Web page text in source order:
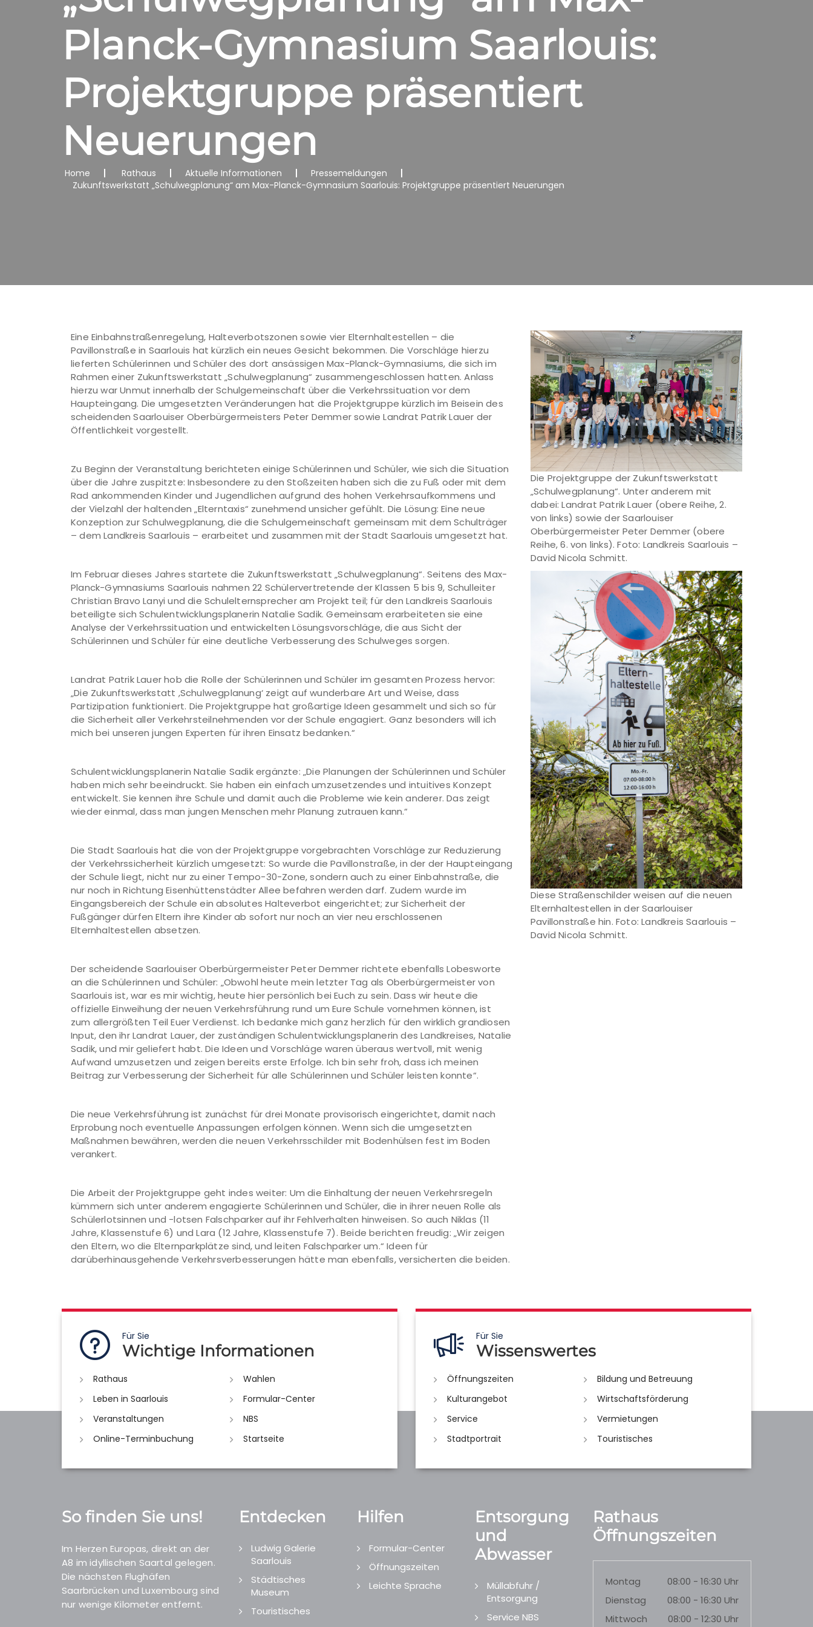
Planck-Gymnasium Saarlouis:
Projektgruppe präsentiert
Neuerungen
Home Rathaus Aktuelle Informationen
Pressemeldungen
Zukunftswerkstatt „Schulwegplanung“ am Max-Planck-Gymnasium Saarlouis: Projektgruppe präsentiert Neuerungen
Eine Einbahnstraßenregelung, Halteverbotszonen sowie vier Elternhaltestellen – die
Pavillonstraße in Saarlouis hat kürzlich ein neues Gesicht bekommen. Die Vorschläge hierzu
lieferten Schülerinnen und Schüler des dort ansässigen Max-Planck-Gymnasiums, die sich im
Rahmen einer Zukunftswerkstatt „Schulwegplanung“ zusammengeschlossen hatten. Anlass
hierzu war Unmut innerhalb der Schulgemeinschaft über die Verkehrssituation vor dem
Haupteingang. Die umgesetzten Veränderungen hat die Projektgruppe kürzlich im Beisein des
scheidenden Saarlouiser Oberbürgermeisters Peter Demmer sowie Landrat Patrik Lauer der
Öffentlichkeit vorgestellt.
Zu Beginn der Veranstaltung berichteten einige Schülerinnen und Schüler, wie sich die Situation
über die Jahre zuspitzte: Insbesondere zu den Stoßzeiten haben sich die zu Fuß oder mit dem
Rad ankommenden Kinder und Jugendlichen aufgrund des hohen Verkehrsaufkommens und
der Vielzahl der haltenden „Elterntaxis“ zunehmend unsicher gefühlt. Die Lösung: Eine neue
Konzeption zur Schulwegplanung, die die Schulgemeinschaft gemeinsam mit dem Schulträger
– dem Landkreis Saarlouis – erarbeitet und zusammen mit der Stadt Saarlouis umgesetzt hat.
Im Februar dieses Jahres startete die Zukunftswerkstatt „Schulwegplanung“. Seitens des Max-
Planck-Gymnasiums Saarlouis nahmen 22 Schülervertretende der Klassen 5 bis 9, Schulleiter
Christian Bravo Lanyi und die Schulelternsprecher am Projekt teil; für den Landkreis Saarlouis
beteiligte sich Schulentwicklungsplanerin Natalie Sadik. Gemeinsam erarbeiteten sie eine
Analyse der Verkehrssituation und entwickelten Lösungsvorschläge, die aus Sicht der
Schülerinnen und Schüler für eine deutliche Verbesserung des Schulweges sorgen.
Landrat Patrik Lauer hob die Rolle der Schülerinnen und Schüler im gesamten Prozess hervor:
„Die Zukunftswerkstatt ,Schulwegplanung‘ zeigt auf wunderbare Art und Weise, dass
Partizipation funktioniert. Die Projektgruppe hat großartige Ideen gesammelt und sich so für
die Sicherheit aller Verkehrsteilnehmenden vor der Schule engagiert. Ganz besonders will ich
mich bei unseren jungen Experten für ihren Einsatz bedanken.“
Schulentwicklungsplanerin Natalie Sadik ergänzte: „Die Planungen der Schülerinnen und Schüler
haben mich sehr beeindruckt. Sie haben ein einfach umzusetzendes und intuitives Konzept
entwickelt. Sie kennen ihre Schule und damit auch die Probleme wie kein anderer. Das zeigt
wieder einmal, dass man jungen Menschen mehr Planung zutrauen kann.“
Die Stadt Saarlouis hat die von der Projektgruppe vorgebrachten Vorschläge zur Reduzierung
der Verkehrssicherheit kürzlich umgesetzt: So wurde die Pavillonstraße, in der der Haupteingang
der Schule liegt, nicht nur zu einer Tempo-30-Zone, sondern auch zu einer Einbahnstraße, die
nur noch in Richtung Eisenhüttenstädter Allee befahren werden darf. Zudem wurde im
Eingangsbereich der Schule ein absolutes Halteverbot eingerichtet; zur Sicherheit der
Fußgänger dürfen Eltern ihre Kinder ab sofort nur noch an vier neu erschlossenen
Elternhaltestellen absetzen.
Der scheidende Saarlouiser Oberbürgermeister Peter Demmer richtete ebenfalls Lobesworte
an die Schülerinnen und Schüler: „Obwohl heute mein letzter Tag als Oberbürgermeister von
Saarlouis ist, war es mir wichtig, heute hier persönlich bei Euch zu sein. Dass wir heute die
offizielle Einweihung der neuen Verkehrsführung rund um Eure Schule vornehmen können, ist
zum allergrößten Teil Euer Verdienst. Ich bedanke mich ganz herzlich für den wirklich grandiosen
Input, den ihr Landrat Lauer, der zuständigen Schulentwicklungsplanerin des Landkreises, Natalie
Sadik, und mir geliefert habt. Die Ideen und Vorschläge waren überaus wertvoll, mit wenig
Aufwand umzusetzen und zeigen bereits erste Erfolge. Ich bin sehr froh, dass ich meinen
Beitrag zur Verbesserung der Sicherheit für alle Schülerinnen und Schüler leisten konnte“.
Die neue Verkehrsführung ist zunächst für drei Monate provisorisch eingerichtet, damit nach
Erprobung noch eventuelle Anpassungen erfolgen können. Wenn sich die umgesetzten
Maßnahmen bewähren, werden die neuen Verkehrsschilder mit Bodenhülsen fest im Boden
verankert.
Die Arbeit der Projektgruppe geht indes weiter: Um die Einhaltung der neuen Verkehrsregeln
kümmern sich unter anderem engagierte Schülerinnen und Schüler, die in ihrer neuen Rolle als
Schülerlotsinnen und -lotsen Falschparker auf ihr Fehlverhalten hinweisen. So auch Niklas (11
Jahre, Klassenstufe 6) und Lara (12 Jahre, Klassenstufe 7). Beide berichten freudig: „Wir zeigen
den Eltern, wo die Elternparkplätze sind, und leiten Falschparker um.“ Ideen für
darüberhinausgehende Verkehrsverbesserungen hätte man ebenfalls, versicherten die beiden.
Die Projektgruppe der Zukunftswerkstatt
„Schulwegplanung“. Unter anderem mit
dabei: Landrat Patrik Lauer (obere Reihe, 2.
von links) sowie der Saarlouiser
Oberbürgermeister Peter Demmer (obere
Reihe, 6. von links). Foto: Landkreis Saarlouis –
David Nicola Schmitt.
Diese Straßenschilder weisen auf die neuen
Elternhaltestellen in der Saarlouiser
Pavillonstraße hin. Foto: Landkreis Saarlouis –
David Nicola Schmitt.
Für Sie
Wichtige Informationen
Rathaus
Wahlen
Leben in Saarlouis
Formular-Center
Veranstaltungen
NBS
Online-Terminbuchung
Startseite
Für Sie
Wissenswertes
Öffnungszeiten
Bildung und Betreuung
Kulturangebot
Wirtschaftsförderung
Service
Vermietungen
Stadtportrait
Touristisches
So finden Sie uns!
Im Herzen Europas, direkt an der
A8 im idyllischen Saartal gelegen.
Die nächsten Flughäfen
Saarbrücken und Luxembourg sind
nur wenige Kilometer entfernt.
Entdecken
Ludwig Galerie
Saarlouis
Städtisches
Museum
Touristisches
Hilfen
Formular-Center
Öffnungszeiten
Leichte Sprache
Entsorgung
und
Abwasser
Müllabfuhr /
Entsorgung
Service NBS
Rathaus
Öffnungszeiten
Montag
08:00 - 16:30 Uhr
Dienstag
08:00 - 16:30 Uhr
Mittwoch
08:00 - 12:30 Uhr